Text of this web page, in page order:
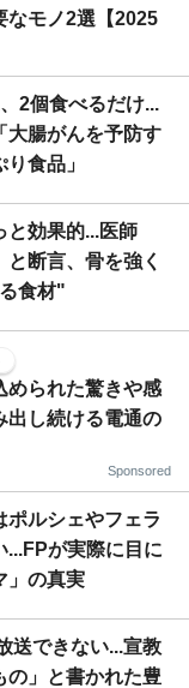
なモノ2選【2025
2個食べるだけ...
大腸がんを予防す
食品」
と効果的...医師
と断言、骨を強く
食材"
められた驚きや感
出し続ける電通の
Sponsored
ポルシェやフェラ
...FPが実際に目に
」の真実
送できない...宣教
の」と書かれた豊